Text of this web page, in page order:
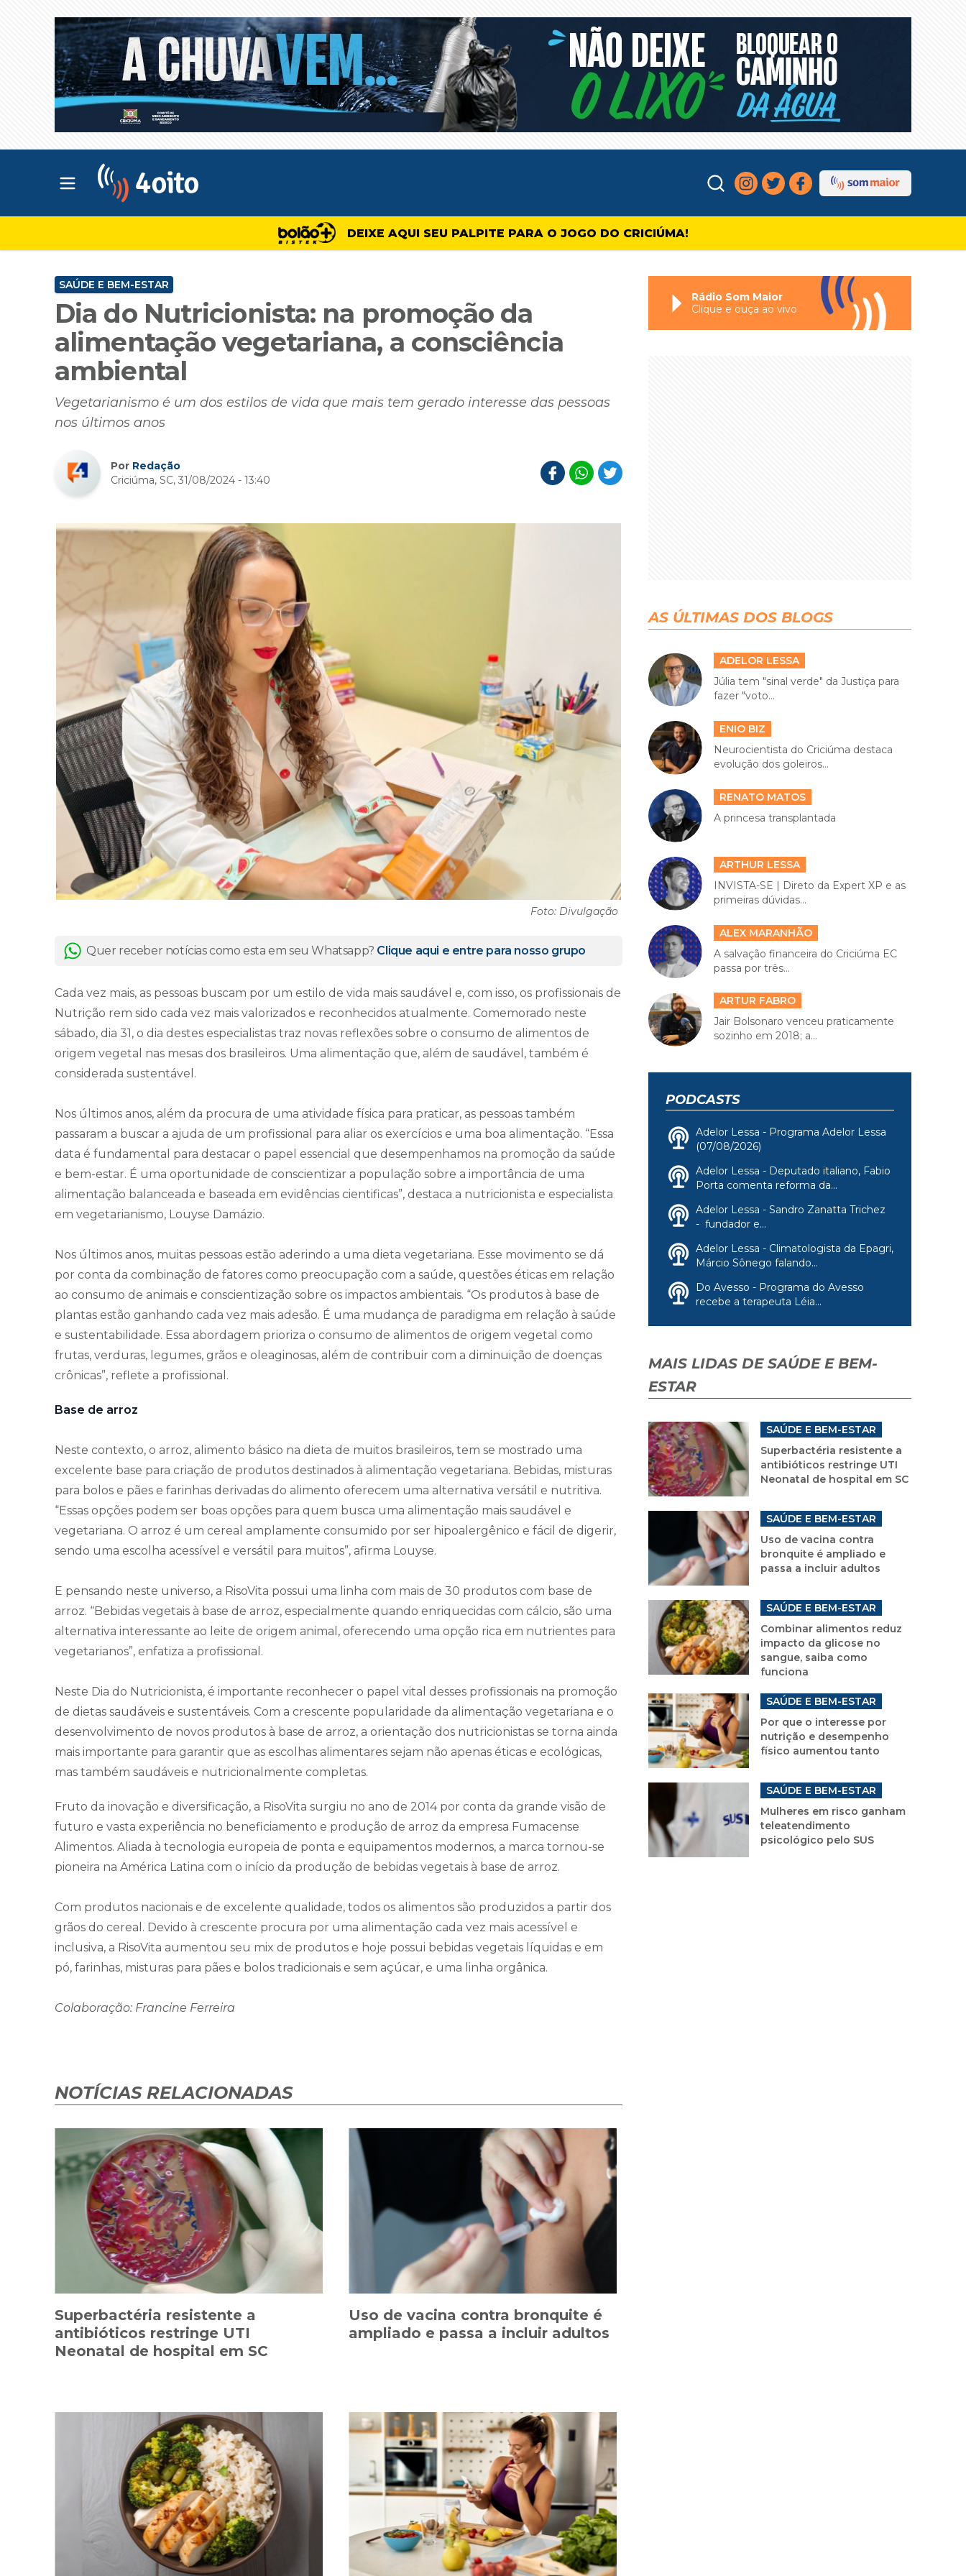
Abrir menu principal
DEIXE AQUI SEU PALPITE PARA O JOGO DO CRICIÚMA!
SAÚDE E BEM-ESTAR
Dia do Nutricionista: na promoção da
alimentação vegetariana, a consciência
ambiental
Vegetarianismo é um dos estilos de vida que mais tem gerado interesse das pessoas
nos últimos anos
Por Redação
Criciúma, SC, 31/08/2024 - 13:40
Foto: Divulgação
Quer receber notícias como esta em seu Whatsapp? Clique aqui e entre para nosso grupo
Cada vez mais, as pessoas buscam por um estilo de vida mais saudável e, com isso, os profissionais de
Nutrição rem sido cada vez mais valorizados e reconhecidos atualmente. Comemorado neste
sábado, dia 31, o dia destes especialistas traz novas reflexões sobre o consumo de alimentos de
origem vegetal nas mesas dos brasileiros. Uma alimentação que, além de saudável, também é
considerada sustentável.
Nos últimos anos, além da procura de uma atividade física para praticar, as pessoas também
passaram a buscar a ajuda de um profissional para aliar os exercícios e uma boa alimentação. “Essa
data é fundamental para destacar o papel essencial que desempenhamos na promoção da saúde
e bem-estar. É uma oportunidade de conscientizar a população sobre a importância de uma
alimentação balanceada e baseada em evidências cientificas”, destaca a nutricionista e especialista
em vegetarianismo, Louyse Damázio.
Nos últimos anos, muitas pessoas estão aderindo a uma dieta vegetariana. Esse movimento se dá
por conta da combinação de fatores como preocupação com a saúde, questões éticas em relação
ao consumo de animais e conscientização sobre os impactos ambientais. “Os produtos à base de
plantas estão ganhando cada vez mais adesão. É uma mudança de paradigma em relação à saúde
e sustentabilidade. Essa abordagem prioriza o consumo de alimentos de origem vegetal como
frutas, verduras, legumes, grãos e oleaginosas, além de contribuir com a diminuição de doenças
crônicas”, reflete a profissional.
Base de arroz
Neste contexto, o arroz, alimento básico na dieta de muitos brasileiros, tem se mostrado uma
excelente base para criação de produtos destinados à alimentação vegetariana. Bebidas, misturas
para bolos e pães e farinhas derivadas do alimento oferecem uma alternativa versátil e nutritiva.
“Essas opções podem ser boas opções para quem busca uma alimentação mais saudável e
vegetariana. O arroz é um cereal amplamente consumido por ser hipoalergênico e fácil de digerir,
sendo uma escolha acessível e versátil para muitos”, afirma Louyse.
E pensando neste universo, a RisoVita possui uma linha com mais de 30 produtos com base de
arroz. “Bebidas vegetais à base de arroz, especialmente quando enriquecidas com cálcio, são uma
alternativa interessante ao leite de origem animal, oferecendo uma opção rica em nutrientes para
vegetarianos”, enfatiza a profissional.
Neste Dia do Nutricionista, é importante reconhecer o papel vital desses profissionais na promoção
de dietas saudáveis e sustentáveis. Com a crescente popularidade da alimentação vegetariana e o
desenvolvimento de novos produtos à base de arroz, a orientação dos nutricionistas se torna ainda
mais importante para garantir que as escolhas alimentares sejam não apenas éticas e ecológicas,
mas também saudáveis e nutricionalmente completas.
Fruto da inovação e diversificação, a RisoVita surgiu no ano de 2014 por conta da grande visão de
futuro e vasta experiência no beneficiamento e produção de arroz da empresa Fumacense
Alimentos. Aliada à tecnologia europeia de ponta e equipamentos modernos, a marca tornou-se
pioneira na América Latina com o início da produção de bebidas vegetais à base de arroz.
Com produtos nacionais e de excelente qualidade, todos os alimentos são produzidos a partir dos
grãos do cereal. Devido à crescente procura por uma alimentação cada vez mais acessível e
inclusiva, a RisoVita aumentou seu mix de produtos e hoje possui bebidas vegetais líquidas e em
pó, farinhas, misturas para pães e bolos tradicionais e sem açúcar, e uma linha orgânica.
Colaboração: Francine Ferreira
NOTÍCIAS RELACIONADAS
Superbactéria resistente a
antibióticos restringe UTI
Neonatal de hospital em SC
Uso de vacina contra bronquite é
ampliado e passa a incluir adultos
Rádio Som Maior
Clique e ouça ao vivo
AS ÚLTIMAS DOS BLOGS
ADELOR LESSA
Júlia tem "sinal verde" da Justiça para
fazer "voto...
ENIO BIZ
Neurocientista do Criciúma destaca
evolução dos goleiros...
RENATO MATOS
A princesa transplantada
ARTHUR LESSA
INVISTA-SE | Direto da Expert XP e as
primeiras dúvidas...
ALEX MARANHÃO
A salvação financeira do Criciúma EC
passa por três...
ARTUR FABRO
Jair Bolsonaro venceu praticamente
sozinho em 2018; a...
PODCASTS
Adelor Lessa - Programa Adelor Lessa
(07/08/2026)
Adelor Lessa - Deputado italiano, Fabio
Porta comenta reforma da...
Adelor Lessa - Sandro Zanatta Trichez
- fundador e...
Adelor Lessa - Climatologista da Epagri,
Márcio Sônego falando...
Do Avesso - Programa do Avesso
recebe a terapeuta Léia...
MAIS LIDAS DE SAÚDE E BEM-
ESTAR
SAÚDE E BEM-ESTAR
Superbactéria resistente a
antibióticos restringe UTI
Neonatal de hospital em SC
SAÚDE E BEM-ESTAR
Uso de vacina contra
bronquite é ampliado e
passa a incluir adultos
SAÚDE E BEM-ESTAR
Combinar alimentos reduz
impacto da glicose no
sangue, saiba como
funciona
SAÚDE E BEM-ESTAR
Por que o interesse por
nutrição e desempenho
físico aumentou tanto
SAÚDE E BEM-ESTAR
Mulheres em risco ganham
teleatendimento
psicológico pelo SUS